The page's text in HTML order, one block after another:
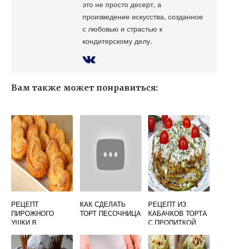
это не просто десерт, а
произведение искусства, созданное
с любовью и страстью к
кондитерскому делу.
Вам также может понравиться:
РЕЦЕПТ
ПИРОЖНОГО
УШКИ В
УСЛОВИЯХ
КАК СДЕЛАТЬ
ТОРТ ПЕСОЧНИЦА
РЕЦЕПТ ИЗ
КАБАЧКОВ ТОРТА
С ПРОПИТКОЙ
ШАГОВО